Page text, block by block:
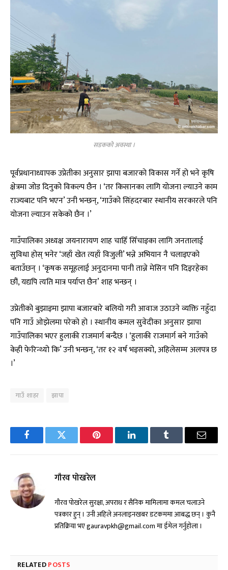
सडकको अवस्था ।
पूर्वप्रधानाध्यापक उप्रेतीका अनुसार झापा बजारको विकास गर्ने हो भने कृषि
क्षेत्रमा जोड दिनुको विकल्प छैन । ‘तर किसानका लागि योजना ल्याउने काम
राज्यबाट पनि भएन’ उनी भन्छन्, ‘गाउँको सिंहदरबार स्थानीय सरकारले पनि
योजना ल्याउन सकेको छैन ।’
गाउँपालिका अध्यक्ष जयनारायण शाह चाहिँ सिँचाइका लागि जनतालाई
सुविधा होस् भनेर ‘जहाँ खेत त्यहाँ विजुली’ भन्ने अभियान नै चलाइएको
बताउँछन् । ‘कृषक समूहलाई अनुदानमा पानी तान्ने मेसिन पनि दिइरहेका
छौं, यद्यपि त्यति मात्र पर्याप्त छैन’ शाह भन्छन् ।
उप्रेतीको बुझाइमा झापा बजारबारे बलियो गरी आवाज उठाउने व्यक्ति नहुँदा
पनि गाउँ ओझेलमा परेको हो । स्थानीय कमल सुवेदीका अनुसार झापा
गाउँपालिका भएर हुलाकी राजमार्ग बन्दैछ । ‘हुलाकी राजमार्ग बने गाउँको
केही फेरिन्थ्यो कि’ उनी भन्छन्, ‘तर १२ वर्ष भइसक्यो, अहिलेसम्म अलपत्र छ
।’
गाउँ शाहर झापा
FacebookTwitter Pinterest LinkedInTumblr Email
गौरव पोखरेल
गौरव पोखरेल सुरक्षा, अपराध र सैनिक मामिलामा कमल चलाउने
पत्रकार हुन् । उनी अहिले अनलाइनखबर डटकममा आबद्ध छन् । कुनै
प्रतिक्रिया भए gauravpkh@gmail.com मा ईमेल गर्नुहोला ।
RELATEDPOSTS